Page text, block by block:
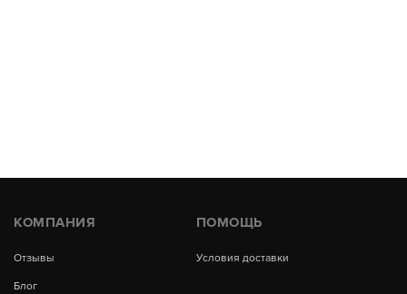
КОМПАНИЯ
Отзывы
Блог
ПОМОЩЬ
Условия доставки